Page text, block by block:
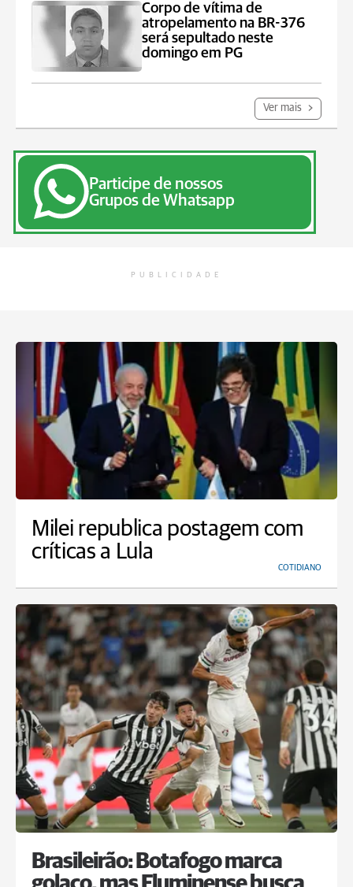
Corpo de vítima de
atropelamento na BR-376
será sepultado neste
domingo em PG
Ver mais
Participe de nossos
Grupos de Whatsapp
PUBLICIDADE
Milei republica postagem com
críticas a Lula
COTIDIANO
Brasileirão: Botafogo marca